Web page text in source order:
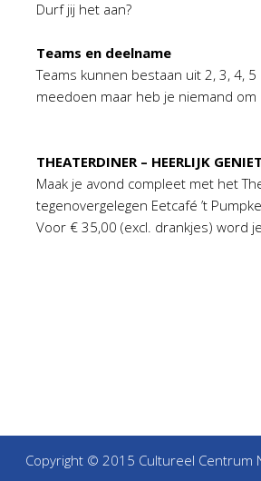
Durf jij het aan?
Teams en deelname
Teams kunnen bestaan uit 2, 3, 4,
meedoen maar heb je niemand
THEATERDINER – HEERLIJK
Maak je avond compleet met het
tegenovergelegen Eetcafé ’t
Voor € 35,00 (excl. drankjes) word
Copyright © 2015 Cultureel